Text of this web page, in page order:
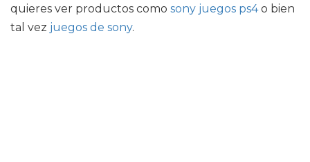
quieres ver productos como sony juegos ps4o bien
tal vez juegos de sony.